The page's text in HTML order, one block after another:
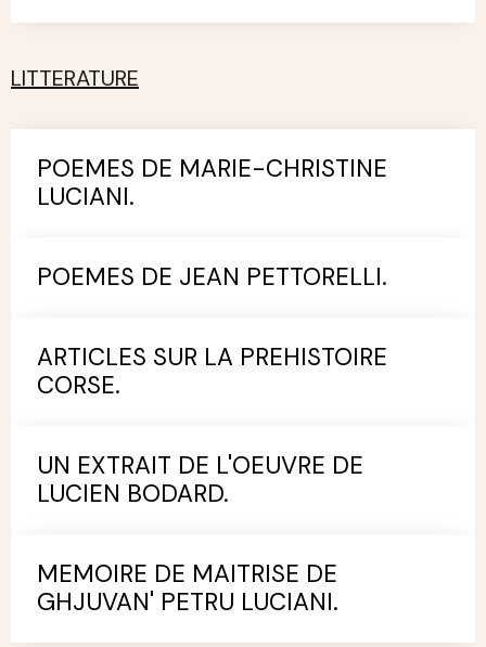
LITTERATURE
POEMES DE MARIE-CHRISTINE
LUCIANI.
POEMES DE JEAN PETTORELLI.
ARTICLES SUR LA PREHISTOIRE
CORSE.
UN EXTRAIT DE L'OEUVRE DE
LUCIEN BODARD.
MEMOIRE DE MAITRISE DE
GHJUVAN' PETRU LUCIANI.